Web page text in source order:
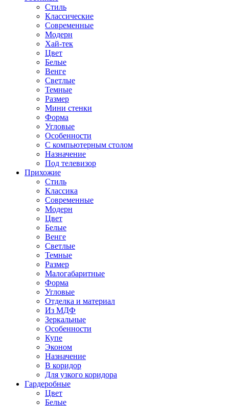
Стиль
Классические
Современные
Модерн
Хай-тек
Цвет
Белые
Венге
Светлые
Темные
Размер
Мини стенки
Форма
Угловые
Особенности
С компьютерным столом
Назначение
Под телевизор
Прихожие
Стиль
Классика
Современные
Модерн
Цвет
Белые
Венге
Светлые
Темные
Размер
Малогабаритные
Форма
Угловые
Отделка и материал
Из МДФ
Зеркальные
Особенности
Купе
Эконом
Назначение
В коридор
Для узкого коридора
Гардеробные
Цвет
Белые